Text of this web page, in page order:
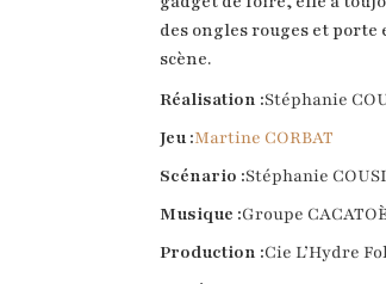
des ongles rouges et porte
scène.
Réalisation :Stéphanie
Jeu :Martine CORBAT
Scénario :Stéphanie
Musique :Groupe
Production :Cie L’Hydre